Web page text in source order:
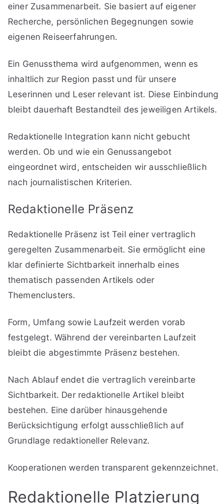
einer Zusammenarbeit. Sie basiert auf eigener
Recherche, persönlichen Begegnungen sowie
eigenen Reiseerfahrungen.
Ein Genussthema wird aufgenommen, wenn es
inhaltlich zur Region passt und für unsere
Leserinnen und Leser relevant ist. Diese Einbindung
bleibt dauerhaft Bestandteil des jeweiligen Artikels.
Redaktionelle Integration kann nicht gebucht
werden. Ob und wie ein Genussangebot
eingeordnet wird, entscheiden wir ausschließlich
nach journalistischen Kriterien.
Redaktionelle Präsenz
Redaktionelle Präsenz ist Teil einer vertraglich
geregelten Zusammenarbeit. Sie ermöglicht eine
klar definierte Sichtbarkeit innerhalb eines
thematisch passenden Artikels oder
Themenclusters.
Form, Umfang sowie Laufzeit werden vorab
festgelegt. Während der vereinbarten Laufzeit
bleibt die abgestimmte Präsenz bestehen.
Nach Ablauf endet die vertraglich vereinbarte
Sichtbarkeit. Der redaktionelle Artikel bleibt
bestehen. Eine darüber hinausgehende
Berücksichtigung erfolgt ausschließlich auf
Grundlage redaktioneller Relevanz.
Kooperationen werden transparent gekennzeichnet.
Redaktionelle Platzierung